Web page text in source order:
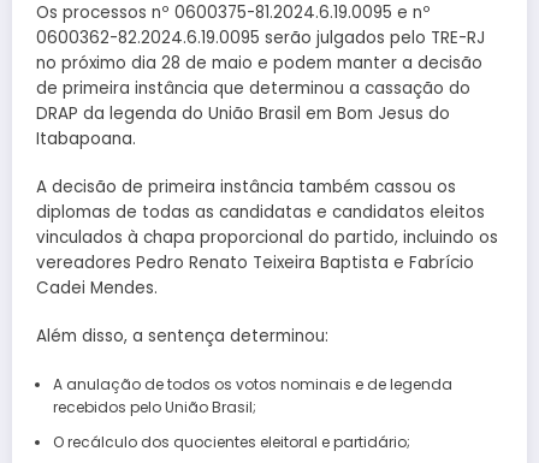
Os processos nº 0600375-81.2024.6.19.0095 e nº
0600362-82.2024.6.19.0095 serão julgados pelo TRE-RJ
no próximo dia 28 de maio e podem manter a decisão
de primeira instância que determinou a cassação do
DRAP da legenda do União Brasil em Bom Jesus do
Itabapoana.
A decisão de primeira instância também cassou os
diplomas de todas as candidatas e candidatos eleitos
vinculados à chapa proporcional do partido, incluindo os
vereadores Pedro Renato Teixeira Baptista e Fabrício
Cadei Mendes.
Além disso, a sentença determinou:
A anulação de todos os votos nominais e de legenda
recebidos pelo União Brasil;
O recálculo dos quocientes eleitoral e partidário;